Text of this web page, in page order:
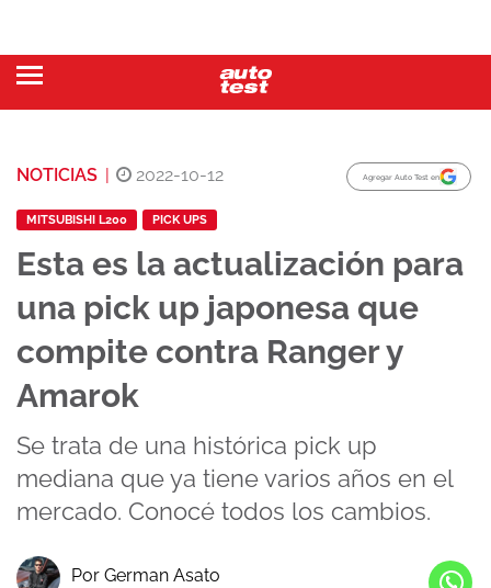
NOTICIAS | 2022-10-12 Agregar Auto Test en
MITSUBISHI L200 PICK UPS
Esta es la actualización para
una pick up japonesa que
compite contra Ranger y
Amarok
Se trata de una histórica pick up
mediana que ya tiene varios años en el
mercado. Conocé todos los cambios.
Por German Asato